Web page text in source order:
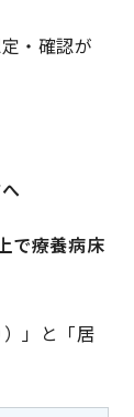
・確認が
で療養病床
」と「居